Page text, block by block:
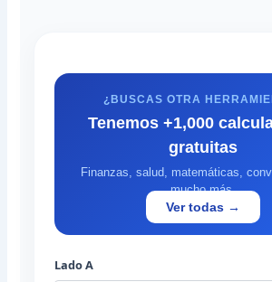
¿BUSCAS OTRA
Tenemos +1,000
gratuitas
Finanzas, salud, matemáticas,
mucho más.
Ver todas →
Lado A